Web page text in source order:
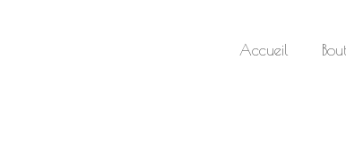
Accueil